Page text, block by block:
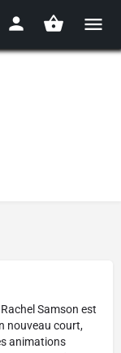
Rachel Samson est
nouveau court,
animations